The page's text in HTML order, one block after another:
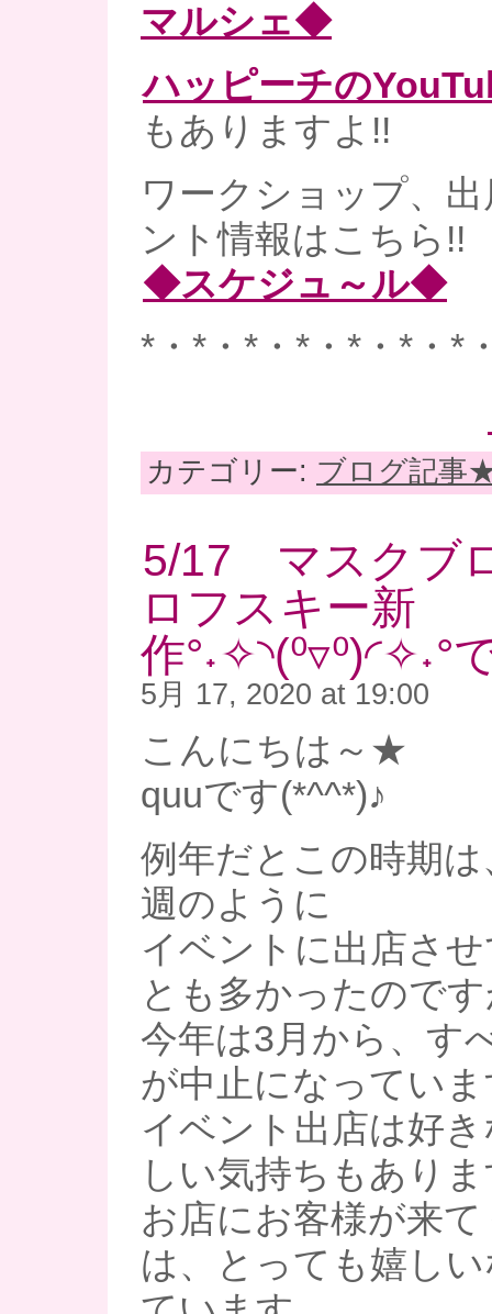
マルシェ◆
ハッピーチの
もありますよ!!
ワークショップ、
ント情報はこちら!!
◆スケジュ～ル◆
*・*・*・*・*・*・*
カテゴリー: ブログ記事
5/17 マスクブ
ロフスキー新
作°˖✧◝(⁰▿⁰)◜✧˖°
5月 17, 2020 at 19:00
こんにちは～★
quuです(*^^*)♪
例年だとこの時期
週のように
イベントに出店さ
とも多かったので
今年は3月から、す
が中止になってい
イベント出店は好
しい気持ちもあり
お店にお客様が来
は、とっても嬉し